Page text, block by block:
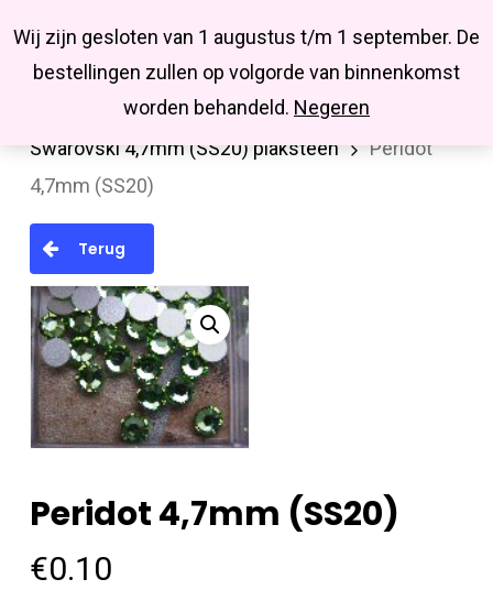
Wij zijn gesloten van 1 augustus t/m 1 september. De
bestellingen zullen op volgorde van binnenkomst
worden behandeld. Negeren
main
Missbluesieraden
searchaccount
Swarovski
Plakstenen (Flatback)
Swarovski 4,7mm (SS20) plaksteen
Peridot
4,7mm (SS20)
Terug
Peridot 4,7mm (SS20)
€0.10
Close